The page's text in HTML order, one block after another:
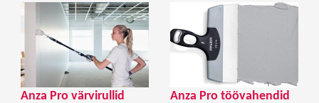
Anza Pro värvirullid
Anza Pro töövahendid